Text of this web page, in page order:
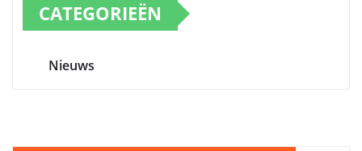
CATEGORIEËN
Nieuws